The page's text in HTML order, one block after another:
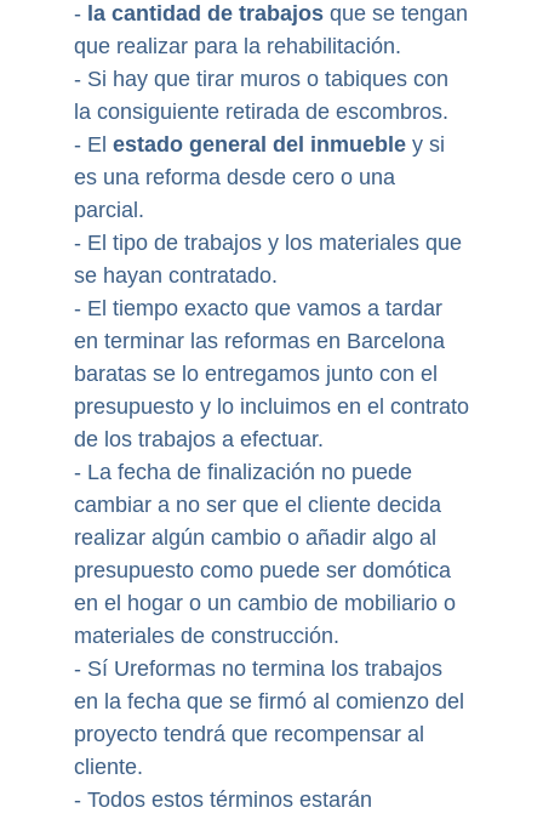
-la cantidad de trabajosque se tengan
que realizar para la rehabilitación.
- Si hay que tirar muros o tabiques con
la consiguiente retirada de escombros.
- El estado general del inmuebley si
es una reforma desde cero o una
parcial.
- El tipo de trabajos y los materiales que
se hayan contratado.
- El tiempo exacto que vamos a tardar
en terminar las reformas en Barcelona
baratas se lo entregamos junto con el
presupuesto y lo incluimos en el contrato
de los trabajos a efectuar.
- La fecha de finalización no puede
cambiar a no ser que el cliente decida
realizar algún cambio o añadir algo al
presupuesto como puede ser domótica
en el hogar o un cambio de mobiliario o
materiales de construcción.
- Sí Ureformas no termina los trabajos
en la fecha que se firmó al comienzo del
proyecto tendrá que recompensar al
cliente.
- Todos estos términos estarán